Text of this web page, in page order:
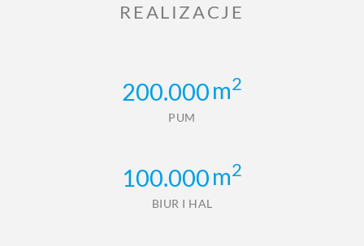
REALIZACJE
200.000m2
PUM
100.000m2
BIUR I HAL